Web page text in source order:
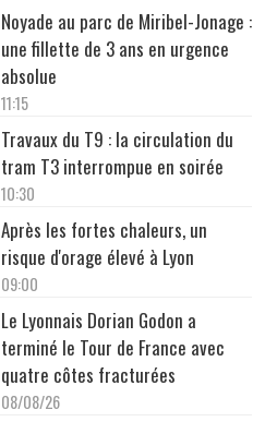
Noyade au parc de Miribel-Jonage :
une fillette de 3 ans en urgence
absolue
11:15
Travaux du T9 : la circulation du
tram T3 interrompue en soirée
10:30
Après les fortes chaleurs, un
risque d'orage élevé à Lyon
09:00
Le Lyonnais Dorian Godon a
terminé le Tour de France avec
quatre côtes fracturées
08/08/26